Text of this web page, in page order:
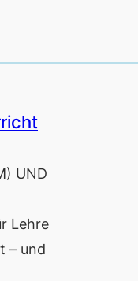
UND
Lehre
– und